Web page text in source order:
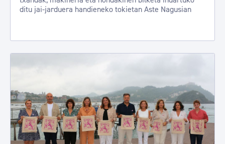
ditu jai-jarduera handieneko tokietan Aste Nagusian